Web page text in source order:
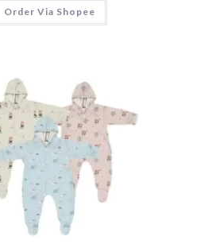
Order Via Shopee